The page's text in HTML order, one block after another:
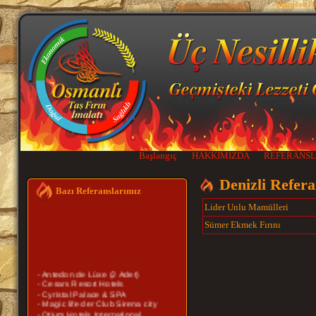
Başlangıç HAKKIMIZDA
Denizli
Lider Unlu Mamülleri
Sümer Ekmek Fırını
Bazı Referanslarımız
- Cyristal Palace & SPA
- Magic life der Club Sirena city
- Otium Hotels International
- Rixos
Marquee